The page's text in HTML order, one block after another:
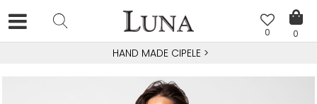
0
0
HAND MADE CIPELE >